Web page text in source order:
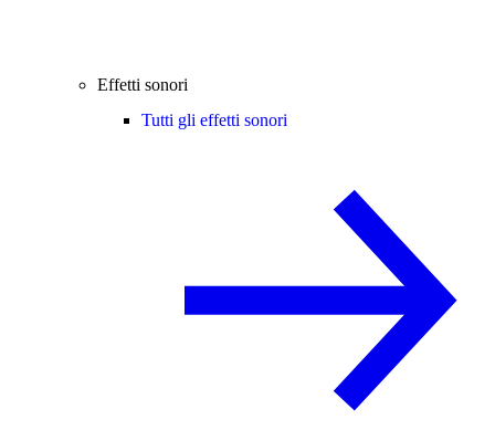
Effetti sonori
Tutti gli effetti sonori